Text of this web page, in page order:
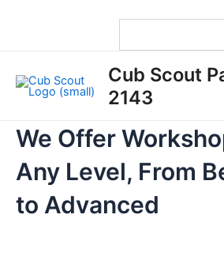
Cub Scout
2143
We Offer
Any Level, From
to Advanced